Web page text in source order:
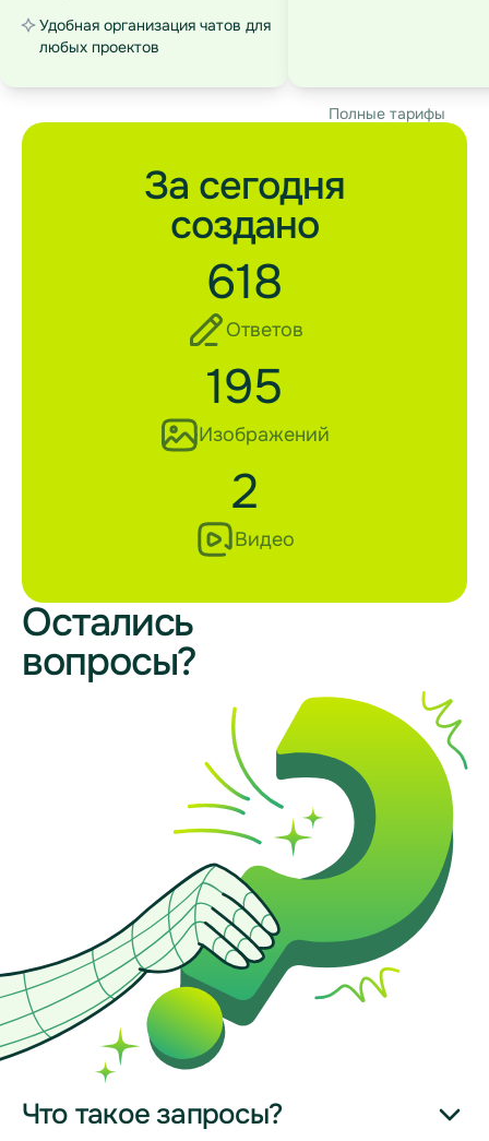
Удобная организация чатов для
любых проектов
Полные тарифы
За сегодня
создано
618
Ответов
195
Изображений
2
Видео
Остались
вопросы?
Что такое запросы?